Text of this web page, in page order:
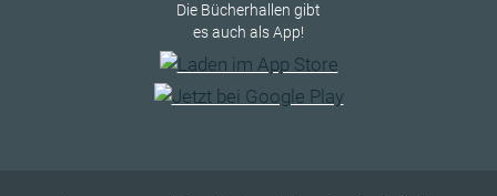
Die Bücherhallen gibt
es auch als App!